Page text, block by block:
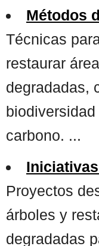
Métodos
Técnicas
restaurar
degradadas,
carbono. ...
Proyectos
árboles y
degradadas